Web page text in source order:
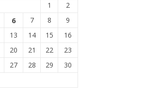
1
2
6 7 8
9
13 14 15
16
20 21 22
23
27 28 29
30